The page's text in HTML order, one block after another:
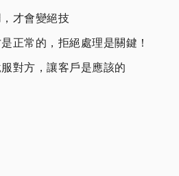
才會變絕技
正常的，拒絕處理是關鍵！
對方，讓客戶是應該的